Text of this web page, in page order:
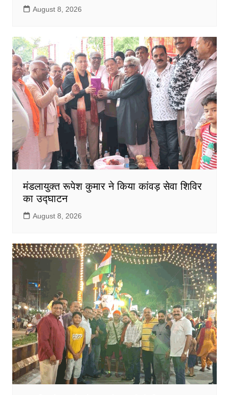
August 8, 2026
मंडलायुक्त रूपेश कुमार ने किया कांवड़ सेवा शिविर
का उद्घाटन
August 8, 2026